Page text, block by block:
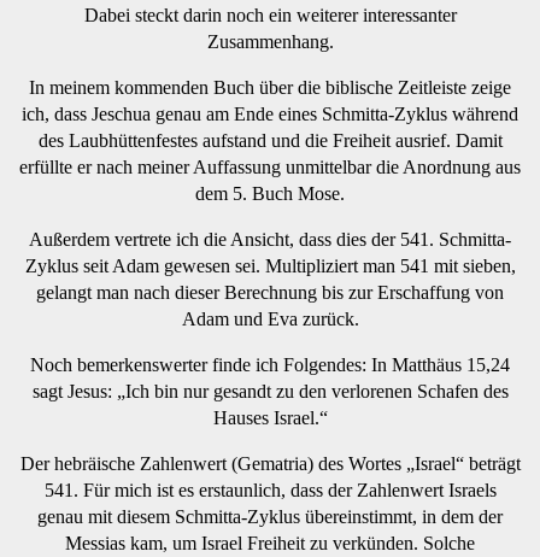
Dabei steckt darin noch ein weiterer interessanter
Zusammenhang.
In meinem kommenden Buch über die biblische Zeitleiste zeige
ich, dass Jeschua genau am Ende eines Schmitta-Zyklus während
des Laubhüttenfestes aufstand und die Freiheit ausrief. Damit
erfüllte er nach meiner Auffassung unmittelbar die Anordnung aus
dem 5. Buch Mose.
Außerdem vertrete ich die Ansicht, dass dies der 541. Schmitta-
Zyklus seit Adam gewesen sei. Multipliziert man 541 mit sieben,
gelangt man nach dieser Berechnung bis zur Erschaffung von
Adam und Eva zurück.
Noch bemerkenswerter finde ich Folgendes: In Matthäus 15,24
sagt Jesus: „Ich bin nur gesandt zu den verlorenen Schafen des
Hauses Israel.“
Der hebräische Zahlenwert (Gematria) des Wortes „Israel“ beträgt
541. Für mich ist es erstaunlich, dass der Zahlenwert Israels
genau mit diesem Schmitta-Zyklus übereinstimmt, in dem der
Messias kam, um Israel Freiheit zu verkünden. Solche